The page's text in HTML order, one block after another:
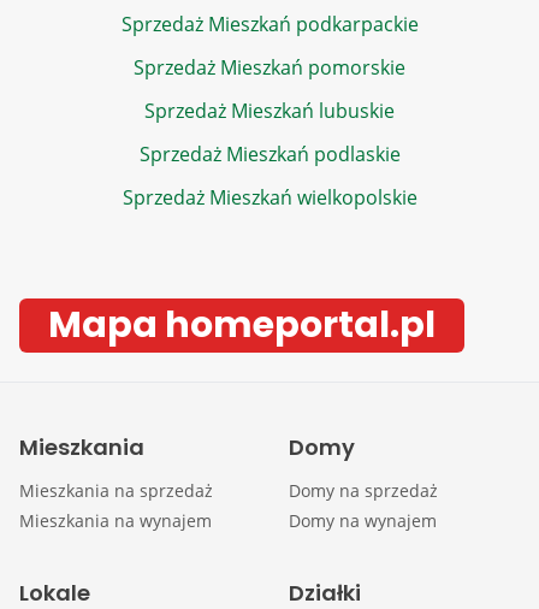
Sprzedaż Mieszkań podkarpackie
Sprzedaż Mieszkań pomorskie
Sprzedaż Mieszkań lubuskie
Sprzedaż Mieszkań podlaskie
Sprzedaż Mieszkań wielkopolskie
Mapa homeportal.pl
Mieszkania
Mieszkania na sprzedaż
Mieszkania na wynajem
Domy
Domy na sprzedaż
Domy na wynajem
Lokale Działki